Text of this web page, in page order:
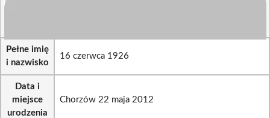
Pełne imię
i nazwisko
16 czerwca 1926
Data i
miejsce
urodzenia
Chorzów 22 maja 2012